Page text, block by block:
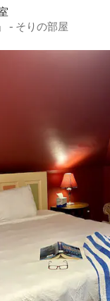
- そりの部屋